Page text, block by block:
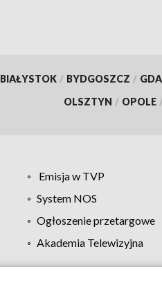
BIAŁYSTOK / BYDGOSZCZ /
OLSZTYN / OPOLE
Emisja w TVP
System NOS
Ogłoszenie przetargowe
Akademia Telewizyjna